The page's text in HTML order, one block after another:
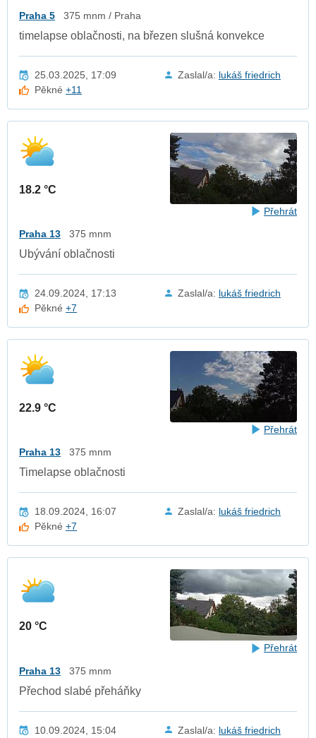
Praha 5 375 mnm / Praha
timelapse oblačnosti, na březen slušná konvekce
25.03.2025, 17:09 Zaslal/a: lukáš friedrich
Pěkné+11
18.2 °C
Přehrát
Praha 13 375 mnm
Ubývání oblačnosti
24.09.2024, 17:13 Zaslal/a: lukáš friedrich
Pěkné+7
22.9 °C
Přehrát
Praha 13 375 mnm
Timelapse oblačnosti
18.09.2024, 16:07 Zaslal/a: lukáš friedrich
Pěkné+7
20 °C
Přehrát
Praha 13 375 mnm
Přechod slabé přeháňky
10.09.2024, 15:04 Zaslal/a: lukáš friedrich